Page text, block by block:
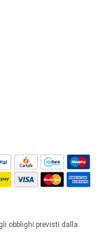
obblighi previsti dalla